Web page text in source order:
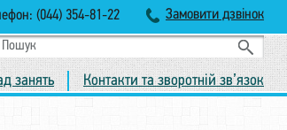
Замовити дзвінок
(044) 354-81-22
занять Контакти та зворотній зв’язок